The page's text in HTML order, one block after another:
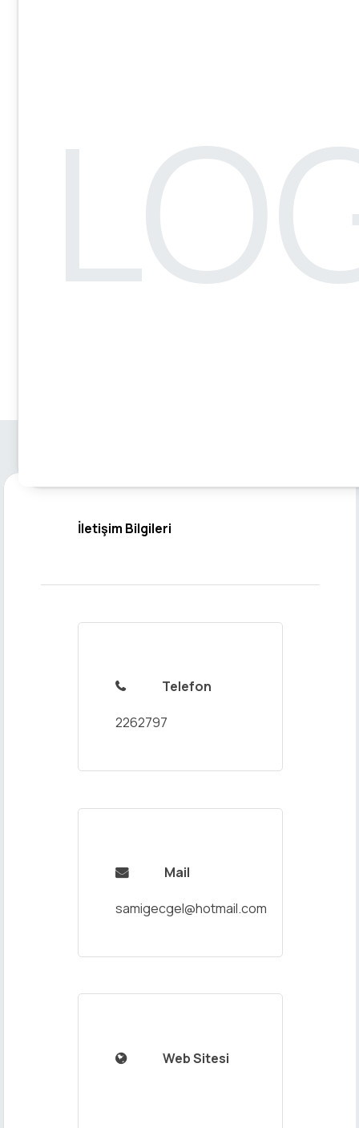
İletişim Bilgileri
 Telefon
2262797
 Mail
samigecgel@hotmail.com
 Web Sitesi